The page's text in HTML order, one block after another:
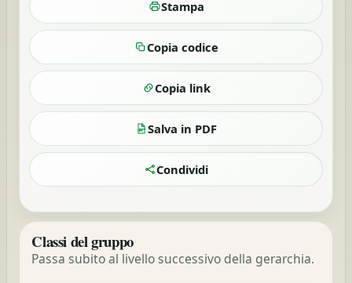
Stampa
Copia codice
Copia link
Salva in PDF
Condividi
Classi del gruppo
Passa subito al livello successivo della gerarchia.